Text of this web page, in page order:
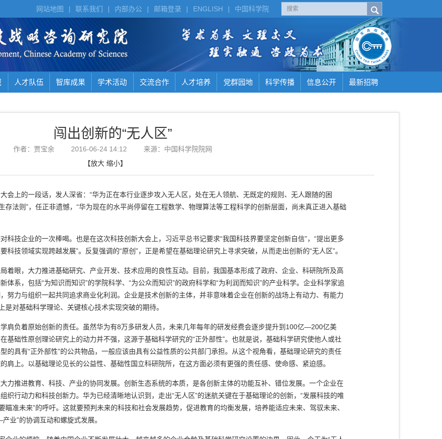
中国科学院
|
ENGLISH
|
邮箱登录
|
内部办公
|
联系我们
|
网站地图
人才队伍 智库成果 学术活动 交流合作 人才培养 党群园地 科学传播 信息公开 最新招聘
闯出创新的“无人区”
作者：贾宝余 2016-06-24 14:12
来源：中国科学院院网
【放大 缩小】
上的一段话，发人深省：“华为正在本行业逐步攻入无人区，处在无人领航、无既定的规则、无人跟随的困
存法则”，任正非遗憾，“华为现在的水平尚停留在工程数学、物理算法等工程科学的创新层面，尚未真正进入基础
技企业的一次棒喝。也是在这次科技创新大会上，习近平总书记要求“我国科技界要坚定创新自信”，“提出更多
科技领域实现跨越发展”。反复强调的“原创”，正是希望在基础理论研究上寻求突破，从而走出创新的“无人区”。
眼，大力推进基础研究、产业开发、技术应用的良性互动。目前，我国基本形成了政府、企业、科研院所及高
体系，包括“为知识而知识”的学院科学、“为公众而知识”的政府科学和“为利润而知识”的产业科学。企业科学家追
努力与组织一起共同追求商业化利润。企业是技术创新的主体，并非意味着企业在创新的战场上有动力、有能力
是对基础科学理论、关键核心技术实现突破的期待。
负着原始创新的责任。虽然华为有8万多研发人员，未来几年每年的研发经费会逐步提升到100亿—200亿美
基础性原创理论研究上的动力并不强，这源于基础科学研究的“正外部性”。也就是说，基础科学研究使他人或社
的具有“正外部性”的公共物品，一般应该由具有公益性质的公共部门承担。从这个视角看，基础理论研究的责任
肩上。以基础理论见长的公益性、基础性国立科研院所，在这方面必须有更强的责任感、使命感、紧迫感。
推进教育、科技、产业的协同发展。创新生态系统的本质，是各创新主体的功能互补、错位发展。一个企业在
织行动力和科技创新力。华为已经清晰地认识到，走出“无人区”的迷航关键在于基础理论的创新，“发展科技的唯
瞄准未来”的呼吁。这就要预判未来的科技和社会发展趋势，促进教育的均衡发展，培养能适应未来、驾驭未来、
业”的协调互动和螺旋式发展。